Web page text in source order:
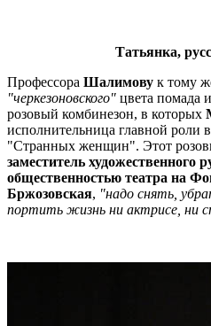
Татьянка,
Профессора Шалимову к тому
"черкезоновского" цвета помада
розовый комбинезон, в которых
исполнительница главной роли
"Странных женщин". Этот
заместитель художественного
общественностью театра на
Бржозовская, "надо снять,
портить жизнь ни актрисе, ни